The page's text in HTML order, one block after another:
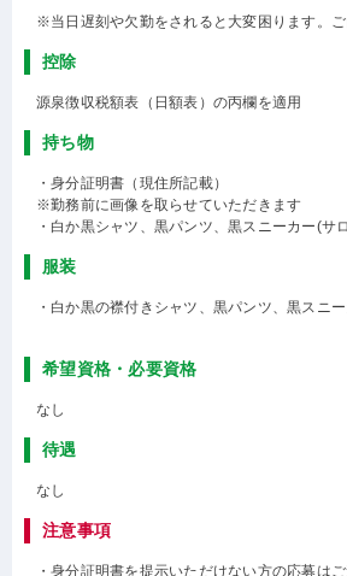
※当日遅刻や欠勤をされると大変困ります。
控除
源泉徴収税額表（日額表）の丙欄を適用
持ち物
・身分証明書（現住所記載）
※勤務前に画像を取らせていただきます
・白か黒シャツ、黒パンツ、黒スニーカー(サ
服装
・白か黒の襟付きシャツ、黒パンツ、黒スニ
希望資格・必要資格
なし
待遇
なし
注意事項
・身分証明書を提示いただけない方の応募はご